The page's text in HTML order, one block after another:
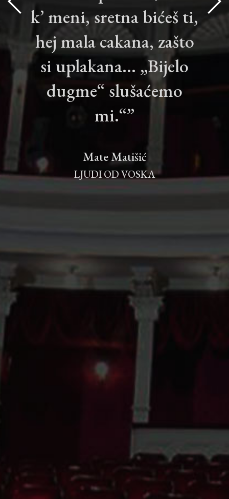
k’ meni, sretna bićeš ti,
hej mala cakana, zašto
si uplakana... „Bijelo
dugme“ slušaćemo
mi.“”
Mate Matišić
LJUDI OD VOSKA